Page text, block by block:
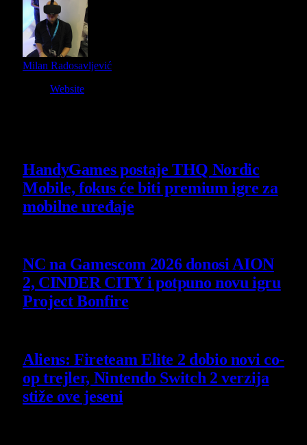
Milan Radosavljević
Website
HandyGames postaje THQ Nordic
Mobile, fokus će biti premium igre za
mobilne uređaje
NC na Gamescom 2026 donosi AION
2, CINDER CITY i potpuno novu igru
Project Bonfire
Aliens: Fireteam Elite 2 dobio novi co-
op trejler, Nintendo Switch 2 verzija
stiže ove jeseni